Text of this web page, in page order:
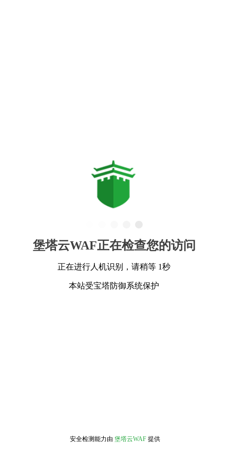
堡塔云WAF正在检查您的访问
正在进行人机识别，请稍等 1秒
本站受宝塔防御系统保护
安全检测能力由 堡塔云WAF 提供